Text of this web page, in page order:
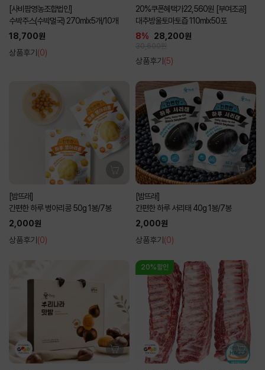
[사비팜영농조합법인]
수박주스(수박멀국) 270mlx5개/10개
18,700원
상품후기 (0)
20%쿠폰혜택가22,560원 [부여조공]
대추방울토마토즙 110mlx50포
8%
28,200원
상품후기 (5)
[밤뜨래]
간편한 하루 병아리콩 50g 1봉/7봉
2,000원
상품후기 (0)
[밤뜨래]
간편한 하루 서리태 40g 1봉/7봉
2,000원
상품후기 (0)
20%할인